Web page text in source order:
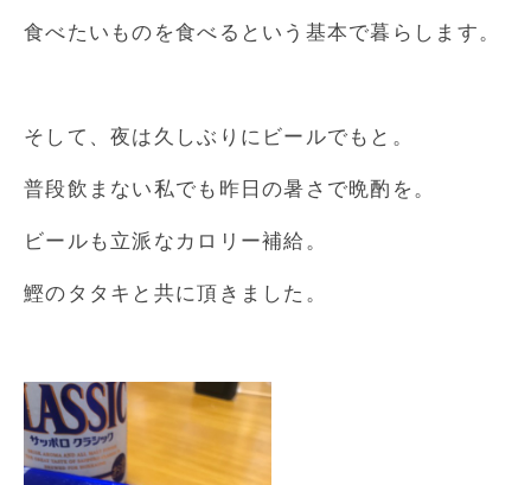
食べたいものを食べるという基本で暮らします。
そして、夜は久しぶりにビールでもと。
普段飲まない私でも昨日の暑さで晩酌を。
ビールも立派なカロリー補給。
鰹のタタキと共に頂きました。